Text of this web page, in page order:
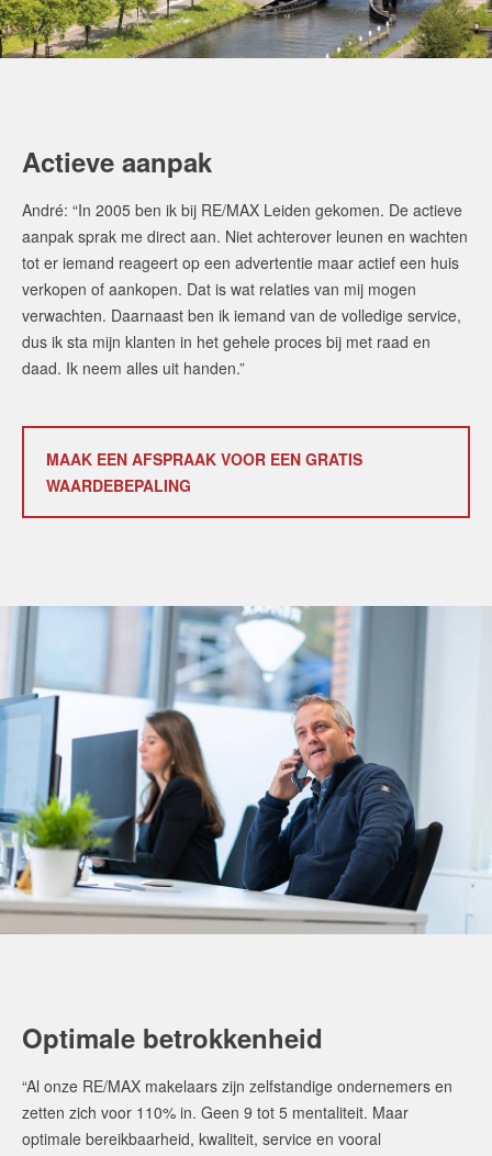
Actieve aanpak
André: “In 2005 ben ik bij RE/MAX Leiden gekomen. De actieve
aanpak sprak me direct aan. Niet achterover leunen en wachten
tot er iemand reageert op een advertentie maar actief een huis
verkopen of aankopen. Dat is wat relaties van mij mogen
verwachten. Daarnaast ben ik iemand van de volledige service,
dus ik sta mijn klanten in het gehele proces bij met raad en
daad. Ik neem alles uit handen.”
MAAK EEN AFSPRAAK VOOR EEN GRATIS
WAARDEBEPALING
Optimale betrokkenheid
“Al onze RE/MAX makelaars zijn zelfstandige ondernemers en
zetten zich voor 110% in. Geen 9 tot 5 mentaliteit. Maar
optimale bereikbaarheid, kwaliteit, service en vooral